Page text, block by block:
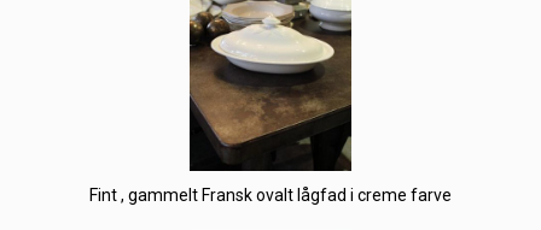
Fint , gammelt Fransk ovalt lågfad i creme farve